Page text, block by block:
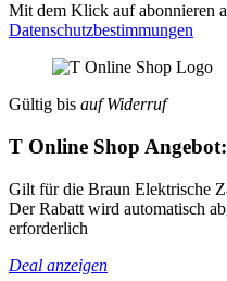
Mit dem Klick auf abonnieren
Datenschutzbestimmungen
Gültig bis auf Widerruf
T Online Shop
Gilt für die Braun Elektrische
Der Rabatt wird automatisch
erforderlich
Deal anzeigen